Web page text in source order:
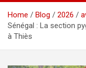
Home Blog 2026
Sénégal : La section
à Thiès